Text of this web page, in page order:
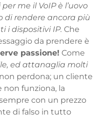
me il VoIP è l’uovo
di rendere ancora più
i dispositivi IP. Che
da prendere è
passione! Come
ed attanaglia molti
perdona; un cliente
funziona, la
con un prezzo
di falso in tutto